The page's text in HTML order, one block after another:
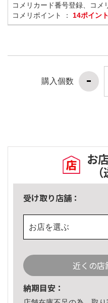
コメリカード番号登録、コメ
コメリポイント ： 14ポイン
購入個数
お
受け取り店舗：
お店を選ぶ
近くの店
納期目安：